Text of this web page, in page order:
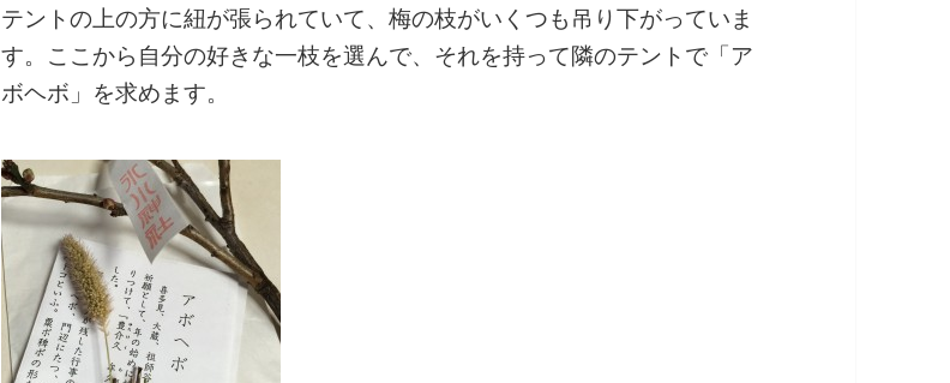
テントの上の方に紐が張られていて、梅の枝がいくつも吊り下がっていま
す。ここから自分の好きな一枝を選んで、それを持って隣のテントで「ア
ボヘボ」を求めます。